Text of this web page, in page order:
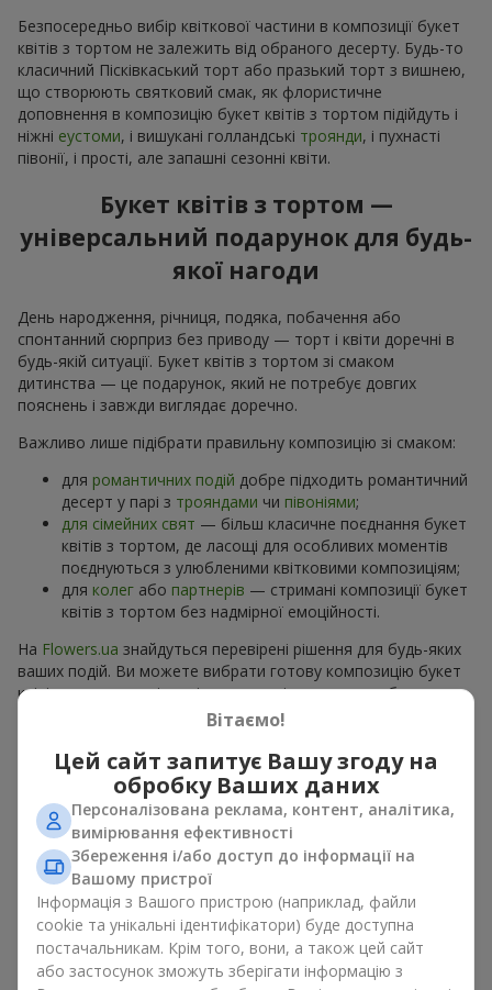
Безпосередньо вибір квіткової частини в композиції букет
квітів з тортом не залежить від обраного десерту. Будь-то
класичний Пісківкаський торт або празький торт з вишнею,
що створюють святковий смак, як флористичне
доповнення в композицію букет квітів з тортом підійдуть і
ніжні еустоми, і вишукані голландські троянди, і пухнасті
півонії, і прості, але запашні сезонні квіти.
Букет квітів з тортом —
універсальний подарунок для будь-
якої нагоди
День народження, річниця, подяка, побачення або
спонтанний сюрприз без приводу — торт і квіти доречні в
будь-якій ситуації. Букет квітів з тортом зі смаком
дитинства — це подарунок, який не потребує довгих
пояснень і завжди виглядає доречно.
Важливо лише підібрати правильну композицію зі смаком:
для романтичних подій добре підходить романтичний
десерт у парі з трояндами чи півоніями;
для сімейних свят — більш класичне поєднання букет
квітів з тортом, де ласощі для особливих моментів
поєднуються з улюбленими квітковими композиціям;
для колег або партнерів — стримані композиції букет
квітів з тортом без надмірної емоційності.
На Flowers.ua знайдуться перевірені рішення для будь-яких
ваших подій. Ви можете вибрати готову композицію букет
квітів з тортом з відповідного розділу каталогу або
замовити окремо солодкий дарунок і вподобані квіти.
Торти з живими квітами —
краса та смак в одному
подарунку
Торти з живими квітами – це сучасне поєднання
флористики та гастрономічної естетики. Ексклюзивний
десерт в поєднанні звишуканим букетомвиглядає ефектно,
стильно й підкреслює особливість події, якдень
Вітаємо!
Цей сайт запитує Вашу згоду на
обробку Ваших даних
Персоналізована реклама, контент, аналітика,
вимірювання ефективності
Збереження і/або доступ до інформації на
Вашому пристрої
Інформація з Вашого пристрою (наприклад, файли
cookie та унікальні ідентифікатори) буде доступна
постачальникам. Крім того, вони, а також цей сайт
або застосунок зможуть зберігати інформацію з